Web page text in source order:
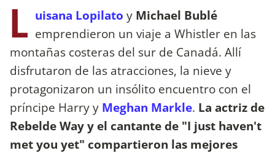
L uisana Lopilato y Michael Bublé
emprendieron un viaje a Whistler en las
montañas costeras del sur de Canadá. Allí
disfrutaron de las atracciones, la nieve y
protagonizaron un insólito encuentro con el
príncipe Harry y Meghan Markle. La actriz de
Rebelde Way y el cantante de "I just haven't
met you yet" compartieron las mejores